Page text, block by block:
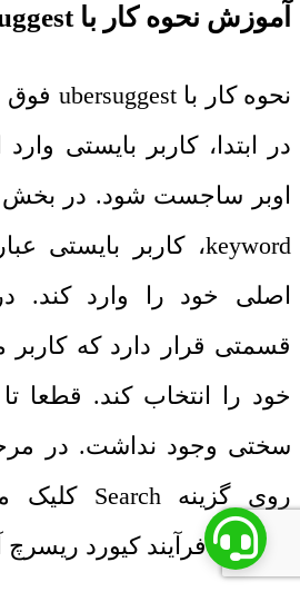
آموزش نحوه کار با
نحوه کار باubersuggest فوق
در ابتدا، کاربر بایستی
اوبر ساجست شود. در
keyword، کاربر بایستی
اصلی خود را وارد کند.
قسمتی قرار دارد که کاربر
خود را انتخاب کند. قطعا
سختی وجود نداشت. در
روی گزینه Search کلیک
سادگی، فرآیند کیورد